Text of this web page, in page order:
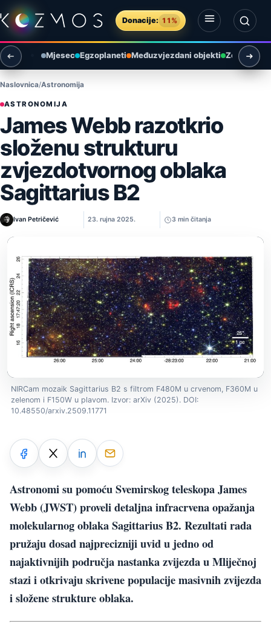
Preskoči na sadržaj
Donacije: 11%
Otvori izbornik
Otvori pretragu
Mjesec Egzoplaneti Međuzvjezdani objekti Zemlja i
Naslovnica Astronomija
ASTRONOMIJA
James Webb razotkrio
složenu strukturu
zvjezdotvornog oblaka
Sagittarius B2
Ivan Petričević 23. rujna 2025. 3 min čitanja
NIRCam mozaik Sagittarius B2 s filtrom F480M u crvenom, F360M u
zelenom i F150W u plavom. Izvor: arXiv (2025). DOI:
10.48550/arxiv.2509.11771
Astronomi su pomoću Svemirskog teleskopa James
Webb (JWST) proveli detaljna infracrvena opažanja
molekularnog oblaka Sagittarius B2. Rezultati rada
pružaju dosad najprecizniji uvid u jedno od
najaktivnijih područja nastanka zvijezda u Mliječnoj
stazi i otkrivaju skrivene populacije masivnih zvijezda
i složene strukture oblaka.